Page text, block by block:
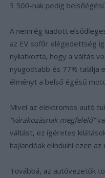
3 500-nak pedig
A nemrég kiadott
az EV sofőr elégedettség
nyilatkozta, hogy a váltás
nyugodtabb és 77% találja
élményt a belső égésű
Mivel az elektromos autó
“várakozásnak megfelelő”
váltást, ez ígéretes
hajlandóak elindulni ezen az
Továbbá, az autóvezetők